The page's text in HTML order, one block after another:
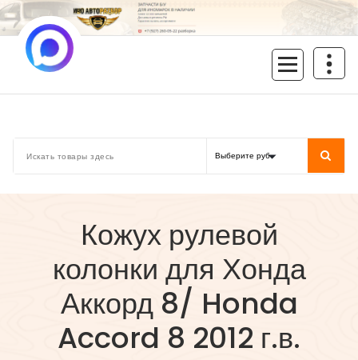
Перейти
к
содержимому
Кожух рулевой
колонки для Хонда
Аккорд 8/ Honda
Accord 8 2012 г.в.